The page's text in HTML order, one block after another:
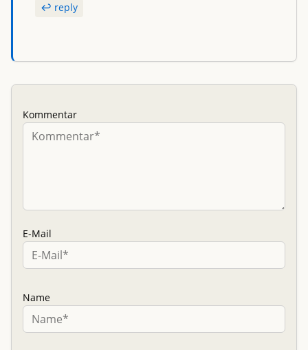
reply
Kommentar
E-Mail
Name